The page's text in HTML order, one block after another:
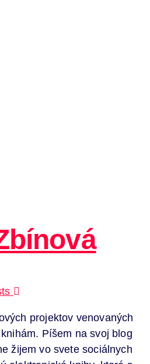
projektov venovaných
Píšem na svoj blog
žijem vo svete sociálnych